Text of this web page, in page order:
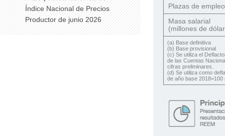
2008-2014
Construcción
Índice Nacional de Precios
Productor de junio 2026
Plazas de
Masa salarial
(millones de
(a) Base definitiva
(b) Base provisional
(c) Se utiliza el
de las Cuentas
cifras preliminares.
(d) Se utiliza como
de año base 2018=100